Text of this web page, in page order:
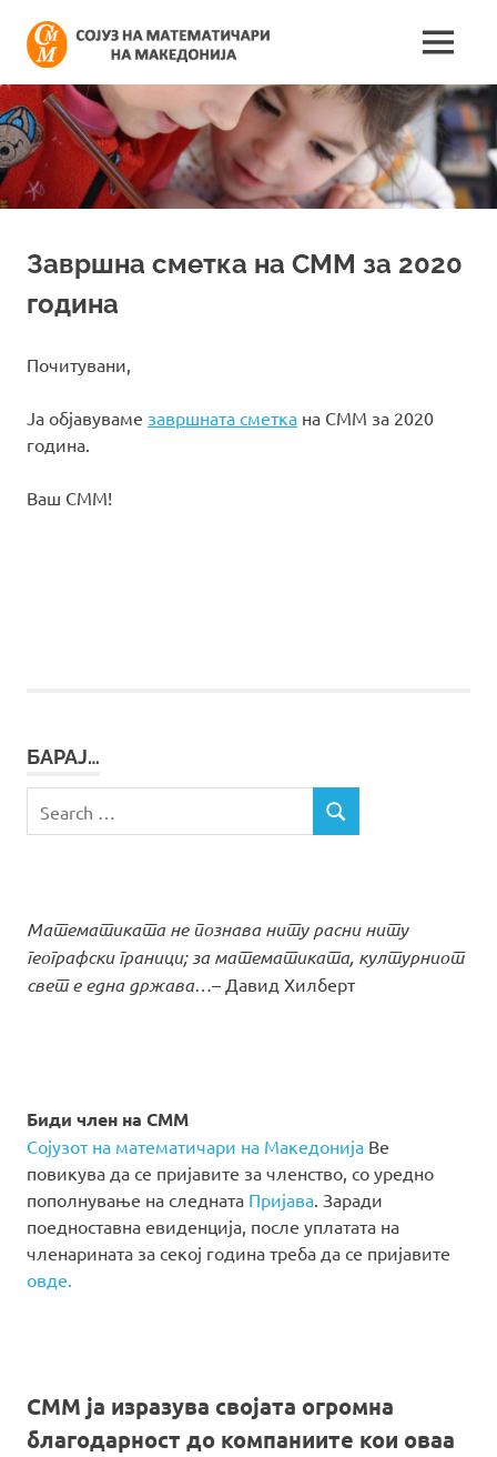
content
на
на
Македонија
информации
поврзани
со
работата
на
MENU
Завршна сметка на СММ за 2020
година
Почитувани,
Ја објавуваме завршната сметка на СММ за 2020
година.
Ваш СММ!
БАРАЈ…
for:
SEARCH
Математиката не познава ниту расни ниту
географски граници; за математиката, културниот
свет е една држава…– Давид Хилберт
Биди член на СММ
Сојузот на математичари на Македонија Ве
повикува да се пријавите за членство, со уредно
пополнување на следната Пријава. Заради
поедноставна евиденција, после уплатата на
членарината за секој година треба да се пријавите
овде.
СММ ја изразува својата огромна
благодарност до компаниите кои оваа